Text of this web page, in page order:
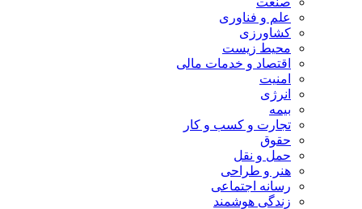
علم و فناوری
کشاورزی
محیط زیست
اقتصاد و خدمات مالی
امنیت
انرژی
بیمه
تجارت و کسب و کار
حقوق
حمل و نقل
هنر و طراحی
رسانه اجتماعی
زندگی هوشمند